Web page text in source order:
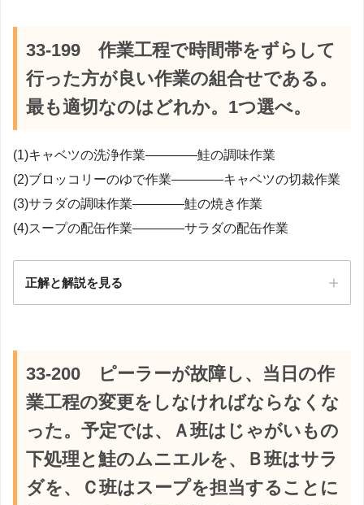
33-199 作業工程で時間帯をずらして
行った方が良い作業の組合せである。
最も適切なのはどれか。1つ選べ。
(1)キャベツの洗浄作業――――鮭の調味作業
(2)ブロッコリーのゆで作業――――キャベツの切裁作業
(3)サラダの調味作業――――鮭の焼き作業
(4)スープの配缶作業――――サラダの配缶作業
正解と解説を見る
33-200 ピーラーが故障し、当日の作
業工程の変更をしなければならなくな
った。予定では、Ａ班はじゃがいもの
下処理と鮭のムニエルを、Ｂ班はサラ
ダを、Ｃ班はスープを担当することに